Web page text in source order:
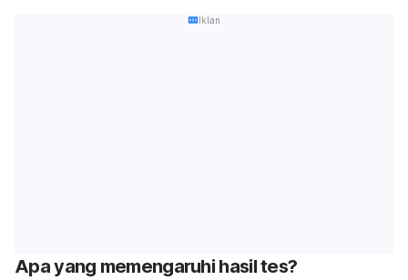
Iklan
Apa yang memengaruhi hasil tes?